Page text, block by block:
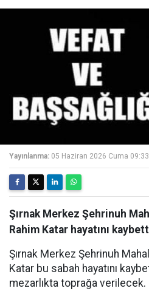
Yayınlanma: 05 Haziran 2026 Cuma 09:33
Şırnak Merkez Şehrinuh
Rahim Katar hayatını
Şırnak Merkez Şehrinuh
Katar bu sabah hayatını
mezarlıkta toprağa verilecek.